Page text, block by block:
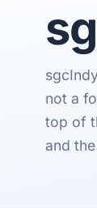
not a
top of
and